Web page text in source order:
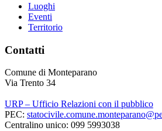
Luoghi
Eventi
Territorio
Contatti
Comune di Monteparano
Via Trento 34
URP – Ufficio Relazioni con il pubblico
PEC:
Centralino unico: 099 5993038